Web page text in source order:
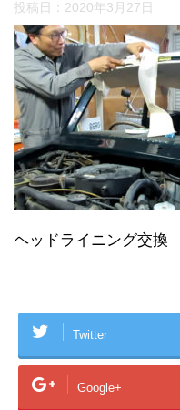
投稿日： 2020年3月27日
ヘッドライニング交換
Twitter
Google+